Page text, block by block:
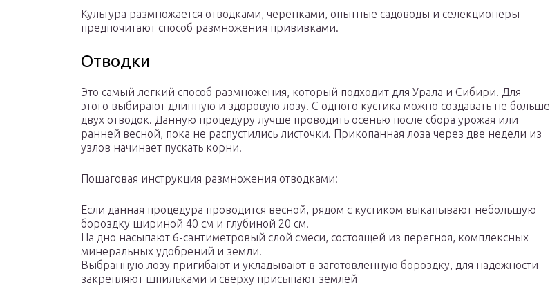
Культура размножается отводками, черенками, опытные садоводы и селекционеры
предпочитают способ размножения прививками.
Отводки
Это самый легкий способ размножения, который подходит для Урала и Сибири. Для
этого выбирают длинную и здоровую лозу. С одного кустика можно создавать не больше
двух отводок. Данную процедуру лучше проводить осенью после сбора урожая или
ранней весной, пока не распустились листочки. Прикопанная лоза через две недели из
узлов начинает пускать корни.
Пошаговая инструкция размножения отводками:
Если данная процедура проводится весной, рядом с кустиком выкапывают небольшую
бороздку шириной 40 см и глубиной 20 см.
На дно насыпают 6-сантиметровый слой смеси, состоящей из перегноя, комплексных
минеральных удобрений и земли.
Выбранную лозу пригибают и укладывают в заготовленную бороздку, для надежности
закрепляют шпильками и сверху присыпают землей